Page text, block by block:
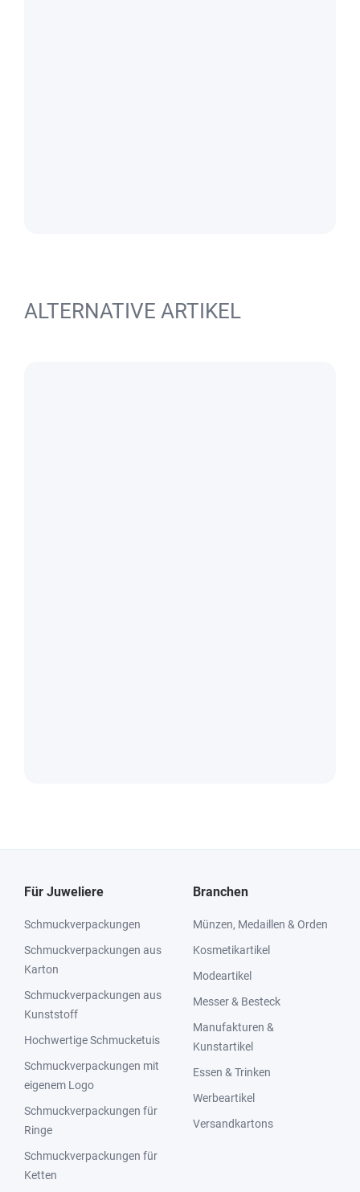
ALTERNATIVE ARTIKEL
Für Juweliere
Schmuckverpackungen
Schmuckverpackungen aus
Karton
Schmuckverpackungen aus
Kunststoff
Hochwertige Schmucketuis
Schmuckverpackungen mit
eigenem Logo
Schmuckverpackungen für
Ringe
Schmuckverpackungen für
Ketten
Branchen
Münzen, Medaillen & Orden
Kosmetikartikel
Modeartikel
Messer & Besteck
Manufakturen &
Kunstartikel
Essen & Trinken
Werbeartikel
Versandkartons